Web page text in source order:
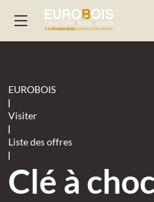
EUROBOIS
|
Visiter
|
Liste des offres
|
Clé à